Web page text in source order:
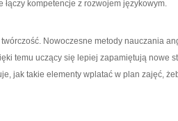
kompetencje z rozwojem językowym.
Nowoczesne metody nauczania
temu uczący się lepiej zapamiętują nowe
jak takie elementy wplatać w plan zajęć,